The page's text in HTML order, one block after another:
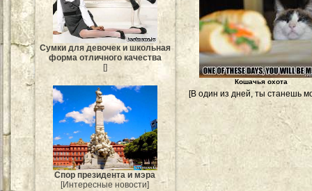
Сумки для девочек и школьная
форма отличного качества
[]
Спор президента и мэра
[Интересные новости]
Кошачья охота
[В один из дней, ты станешь